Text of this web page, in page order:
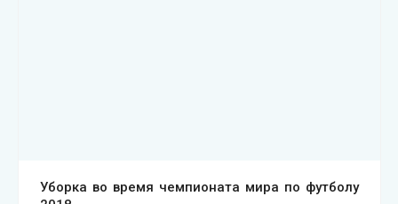
Уборка во время чемпионата мира по футболу